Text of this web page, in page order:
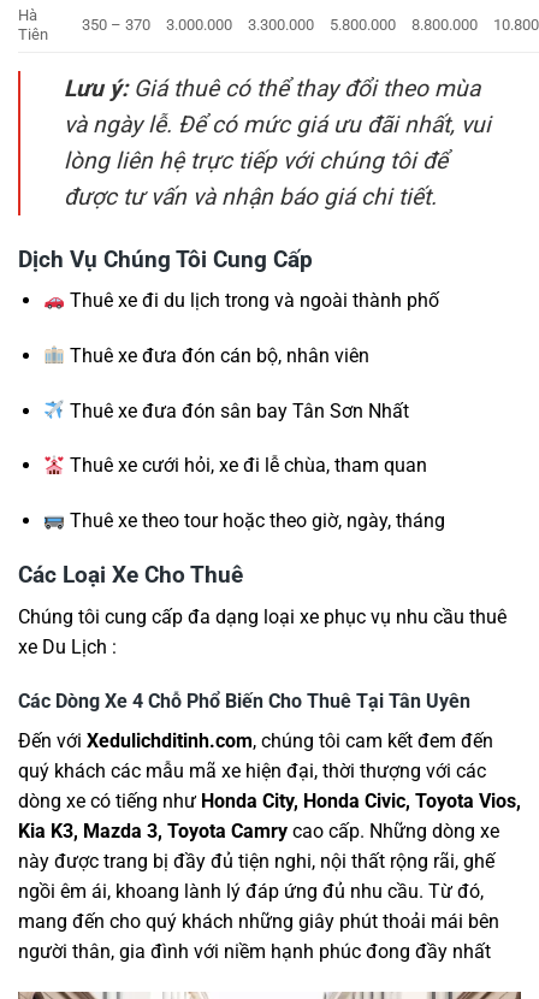
Hà
Tiên
350 – 370 3.000.000 3.300.000 5.800.000 8.800.000
Lưu ý:Giá thuê có thể thay đổi theo mùa
và ngày lễ. Để có mức giá ưu đãi nhất, vui
lòng liên hệ trực tiếp với chúng tôi để
được tư vấn và nhận báo giá chi tiết.
Dịch Vụ Chúng Tôi Cung Cấp
Thuê xe đi du lịch trong và ngoài thành phố
Thuê xe đưa đón cán bộ, nhân viên
Thuê xe đưa đón sân bay Tân Sơn Nhất
Thuê xe cưới hỏi, xe đi lễ chùa, tham quan
Thuê xe theo tour hoặc theo giờ, ngày, tháng
Các Loại Xe Cho Thuê
Chúng tôi cung cấp đa dạng loại xe phục vụ nhu cầu thuê
xe Du Lịch :
Các Dòng Xe 4 Chỗ Phổ Biến Cho Thuê Tại Tân Uyên
Đến với Xedulichditinh.com, chúng tôi cam kết đem đến
quý khách các mẫu mã xe hiện đại, thời thượng với các
dòng xe có tiếng như Honda City, Honda Civic, Toyota Vios,
Kia K3, Mazda 3, Toyota Camry cao cấp. Những dòng xe
này được trang bị đầy đủ tiện nghi, nội thất rộng rãi, ghế
ngồi êm ái, khoang lành lý đáp ứng đủ nhu cầu. Từ đó,
mang đến cho quý khách những giây phút thoải mái bên
người thân, gia đình với niềm hạnh phúc đong đầy nhất